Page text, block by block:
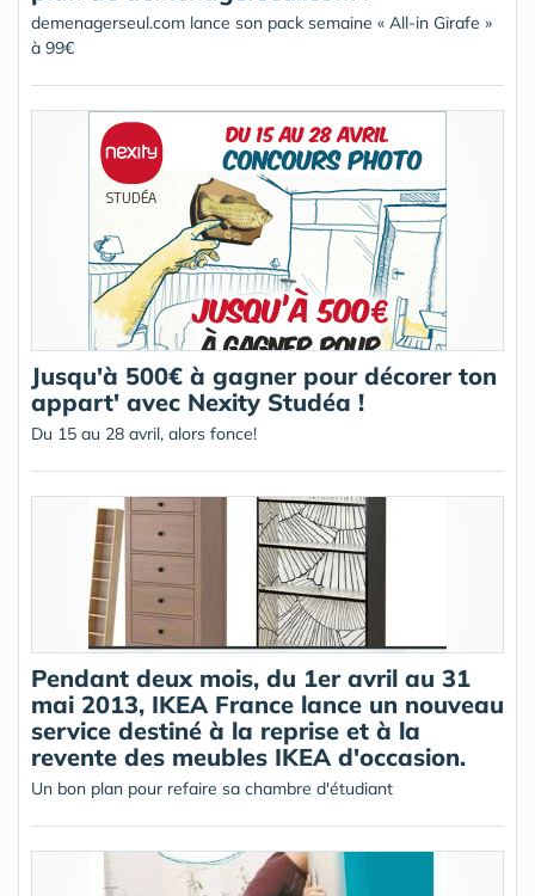
demenagerseul.com lance son pack semaine « All-in Girafe »
à 99€
Jusqu'à 500€ à gagner pour décorer ton
appart' avec Nexity Studéa !
Du 15 au 28 avril, alors fonce!
Pendant deux mois, du 1er avril au 31
mai 2013, IKEA France lance un nouveau
service destiné à la reprise et à la
revente des meubles IKEA d'occasion.
Un bon plan pour refaire sa chambre d'étudiant